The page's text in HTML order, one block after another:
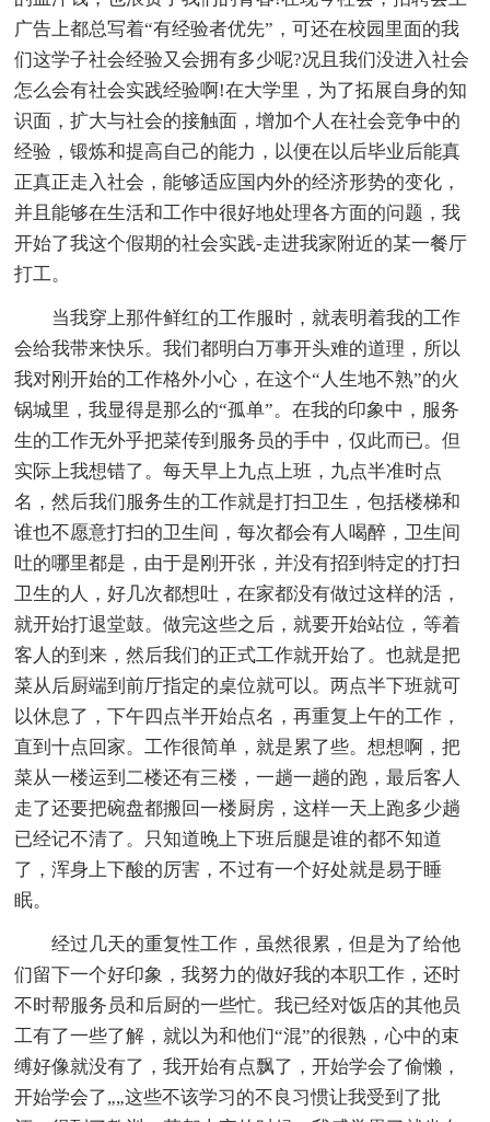
广告上都总写着“有经验者优先”，可还在校园里面的我
们这学子社会经验又会拥有多少呢?况且我们没进入社会
怎么会有社会实践经验啊!在大学里，为了拓展自身的知
识面，扩大与社会的接触面，增加个人在社会竞争中的
经验，锻炼和提高自己的能力，以便在以后毕业后能真
正真正走入社会，能够适应国内外的经济形势的变化，
并且能够在生活和工作中很好地处理各方面的问题，我
开始了我这个假期的社会实践-走进我家附近的某一餐厅
打工。
当我穿上那件鲜红的工作服时，就表明着我的工作
会给我带来快乐。我们都明白万事开头难的道理，所以
我对刚开始的工作格外小心，在这个“人生地不熟”的火
锅城里，我显得是那么的“孤单”。在我的印象中，服务
生的工作无外乎把菜传到服务员的手中，仅此而已。但
实际上我想错了。每天早上九点上班，九点半准时点
名，然后我们服务生的工作就是打扫卫生，包括楼梯和
谁也不愿意打扫的卫生间，每次都会有人喝醉，卫生间
吐的哪里都是，由于是刚开张，并没有招到特定的打扫
卫生的人，好几次都想吐，在家都没有做过这样的活，
就开始打退堂鼓。做完这些之后，就要开始站位，等着
客人的到来，然后我们的正式工作就开始了。也就是把
菜从后厨端到前厅指定的桌位就可以。两点半下班就可
以休息了，下午四点半开始点名，再重复上午的工作，
直到十点回家。工作很简单，就是累了些。想想啊，把
菜从一楼运到二楼还有三楼，一趟一趟的跑，最后客人
走了还要把碗盘都搬回一楼厨房，这样一天上跑多少趟
已经记不清了。只知道晚上下班后腿是谁的都不知道
了，浑身上下酸的厉害，不过有一个好处就是易于睡
眠。
经过几天的重复性工作，虽然很累，但是为了给他
们留下一个好印象，我努力的做好我的本职工作，还时
不时帮服务员和后厨的一些忙。我已经对饭店的其他员
工有了一些了解，就以为和他们“混”的很熟，心中的束
缚好像就没有了，我开始有点飘了，开始学会了偷懒，
开始学会了„„这些不该学习的不良习惯让我受到了批